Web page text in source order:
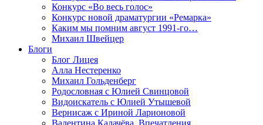
Конкурс «Во весь голос»
Конкурс новой драматургии «Ремарка»
Каким мы помним август 1991-го…
Михаил Швейцер
Блоги
Блог Лицея
Алла Нестеренко
Михаил Гольденберг
Родословная с Юлией Свинцовой
Видоискатель с Юлией Утышевой
Вернисаж с Ириной Ларионовой